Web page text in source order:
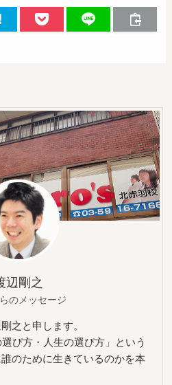
辺剛之
のメッセージ
之と申します。
び方・人生の選び方」という
のために生きているのかを本